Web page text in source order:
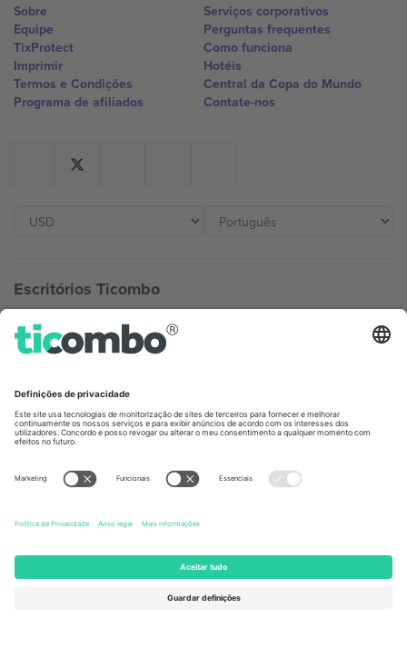
Sobre
Equipe
TixProtect
Imprimir
Termos e Condições
Programa de afiliados
Serviços corporativos
Perguntas frequentes
Como funciona
Hotéis
Central da Copa do Mundo
Contate-nos
Escritórios Ticombo
Germany
Unter den Linden 24, 10117
United States
Newark, Delaware 19713, United
Switzerland
Engelberg, Switzerland
Bulgaria
Regus Sofia City West, bul
Totleben 53-55, 1606 Sofia,
UAE Dubai Silicon Oasis, DDP
Building A1, Office 302, Dubai,
United Arab Emirates